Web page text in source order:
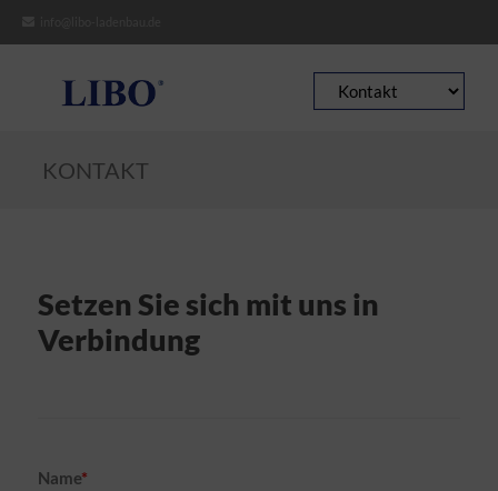
Zielseite
KONTAKT
Setzen Sie sich mit uns in
Verbindung
Pflichtfeld
Name*